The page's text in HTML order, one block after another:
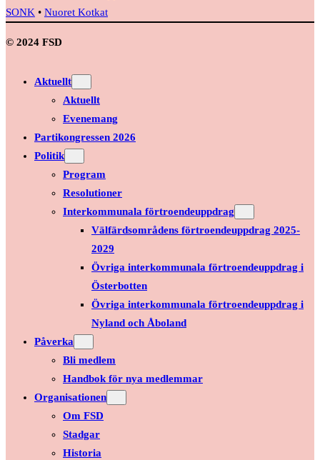
SONK • Nuoret Kotkat
© 2024 FSD
Aktuellt
Aktuellt
Evenemang
Partikongressen 2026
Politik
Program
Resolutioner
Interkommunala förtroendeuppdrag
Välfärdsområdens förtroendeuppdrag 2025-
2029
Övriga interkommunala förtroendeuppdrag i
Österbotten
Övriga interkommunala förtroendeuppdrag i
Nyland och Åboland
Påverka
Bli medlem
Handbok för nya medlemmar
Organisationen
Om FSD
Stadgar
Historia